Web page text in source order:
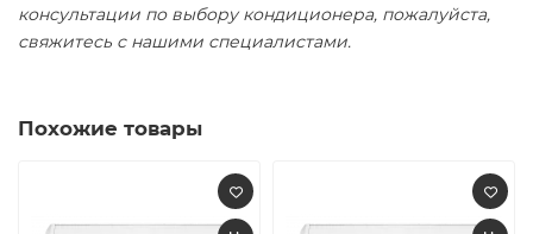
консультации по выбору кондиционера, пожалуйста,
свяжитесь с нашими специалистами.
Похожие товары